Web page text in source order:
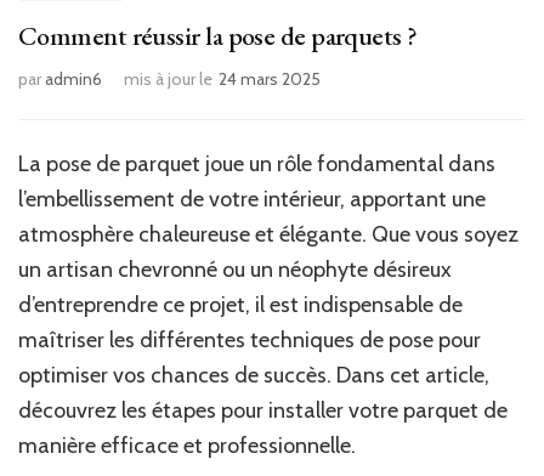
Comment réussir la pose de parquets ?
paradmin6 mis à jour le 24 mars 2025
La pose de parquet joue un rôle fondamental dans
l’embellissement de votre intérieur, apportant une
atmosphère chaleureuse et élégante. Que vous soyez
un artisan chevronné ou un néophyte désireux
d’entreprendre ce projet, il est indispensable de
maîtriser les différentes techniques de pose pour
optimiser vos chances de succès. Dans cet article,
découvrez les étapes pour installer votre parquet de
manière efficace et professionnelle.